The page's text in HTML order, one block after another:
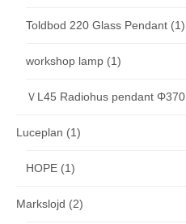
Toldbod 220 Glass Pendant (1)
workshop lamp (1)
ＶL45 Radiohus pendant Φ370
Luceplan (1)
HOPE (1)
Markslojd (2)